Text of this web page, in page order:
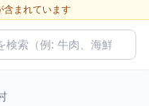
含まれています